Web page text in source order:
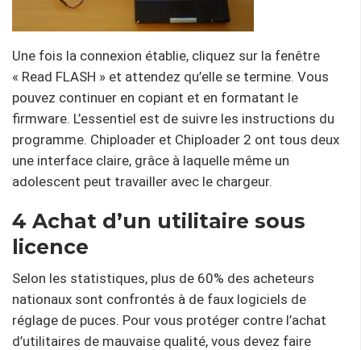
Une fois la connexion établie, cliquez sur la fenêtre
« Read FLASH » et attendez qu’elle se termine. Vous
pouvez continuer en copiant et en formatant le
firmware. L’essentiel est de suivre les instructions du
programme. Chiploader et Chiploader 2 ont tous deux
une interface claire, grâce à laquelle même un
adolescent peut travailler avec le chargeur.
4 Achat d’un utilitaire sous
licence
Selon les statistiques, plus de 60% des acheteurs
nationaux sont confrontés à de faux logiciels de
réglage de puces. Pour vous protéger contre l’achat
d’utilitaires de mauvaise qualité, vous devez faire